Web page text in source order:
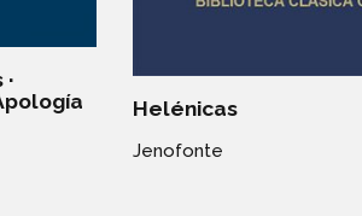
Helénicas
Jenofonte